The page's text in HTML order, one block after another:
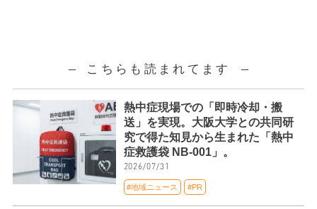
こちらも読まれてます
熱中症現場での「即時冷却・搬
送」を実現。大阪大学との共同研
究で得た知見から生まれた「熱中
症救護袋 NB-001」。
2026/07/31
#地域ニュース #PR